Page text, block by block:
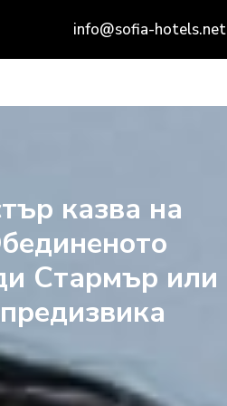
info@sofia-hotels.net
казва на
Стармър или